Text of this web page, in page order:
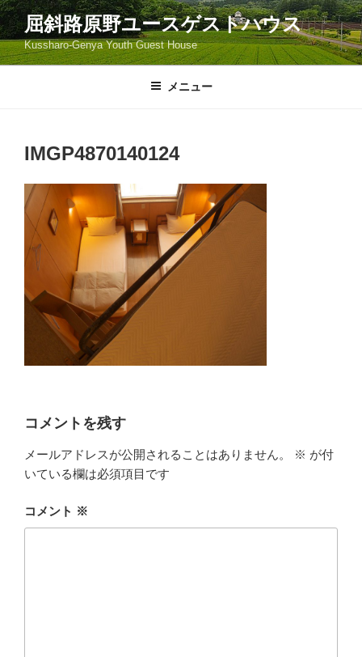
コ
ン
テ
ン
屈斜路原野ユースゲストハウス
Kussharo-Genya Youth Guest House
メニュー
IMGP4870140124
コメントを残す
メールアドレスが公開されることはありません。 ※ が付
いている欄は必須項目です
コメント ※